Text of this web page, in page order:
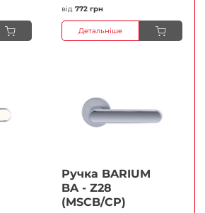
від 772 грн
Детальніше
Ручка BARIUM
BA - Z28
(MSCB/CP)